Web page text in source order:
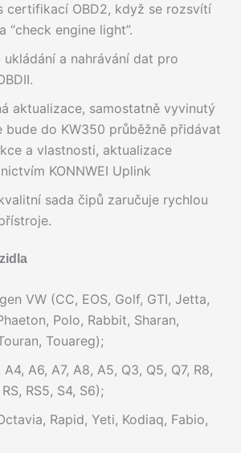
certifikací OBD2, když se rozsvítí
“check engine light”.
ukládání a nahrávání dat pro
aktualizace, samostatně vyvinutý
bude do KW350 průběžně přidávat
a vlastnosti, aktualizace
KONNWEI Uplink
sada čipů zaručuje rychlou
VW (CC, EOS, Golf, GTI, Jetta,
Polo, Rabbit, Sharan,
Touareg);
A6, A7, A8, A5, Q3, Q5, Q7, R8,
RS5, S4, S6);
Rapid, Yeti, Kodiaq, Fabio,